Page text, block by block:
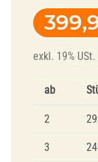
exkl. 19% USt.
ab
2
3